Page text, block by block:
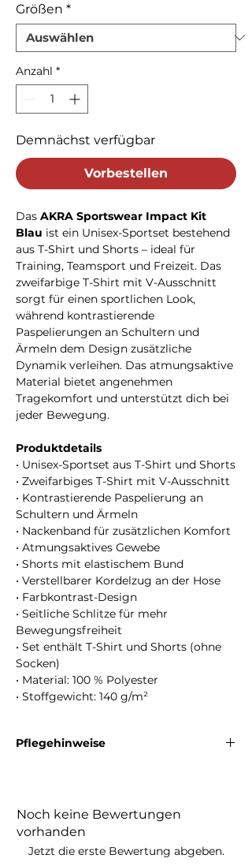
Größen *
Anzahl *
Demnächst verfügbar
Vorbestellen
Das AKRA Sportswear Impact Kit
Blau ist ein Unisex-Sportset bestehend
aus T-Shirt und Shorts – ideal für
Training, Teamsport und Freizeit. Das
zweifarbige T-Shirt mit V-Ausschnitt
sorgt für einen sportlichen Look,
während kontrastierende
Paspelierungen an Schultern und
Ärmeln dem Design zusätzliche
Dynamik verleihen. Das atmungsaktive
Material bietet angenehmen
Tragekomfort und unterstützt dich bei
jeder Bewegung.
Produktdetails
• Unisex-Sportset aus T-Shirt und Shorts
• Zweifarbiges T-Shirt mit V-Ausschnitt
• Kontrastierende Paspelierung an
Schultern und Ärmeln
• Nackenband für zusätzlichen Komfort
• Atmungsaktives Gewebe
• Shorts mit elastischem Bund
• Verstellbarer Kordelzug an der Hose
• Farbkontrast-Design
• Seitliche Schlitze für mehr
Bewegungsfreiheit
• Set enthält T-Shirt und Shorts (ohne
Socken)
• Material: 100 % Polyester
• Stoffgewicht: 140 g/m²
Pflegehinweise
bügeln. Nicht chemisch reinigen.
Noch keine Bewertungen
vorhanden
Jetzt die erste Bewertung abgeben.